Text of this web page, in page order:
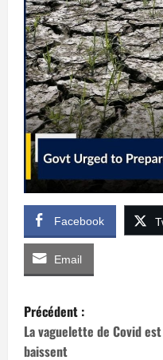
Facebook
Email
N
a
Précédent :
La vaguelette de Covid
baissent